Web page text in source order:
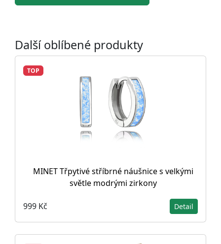
Další oblíbené produkty
TOP
MINET Třpytivé stříbrné náušnice s velkými
světle modrými zirkony
999 Kč Detail